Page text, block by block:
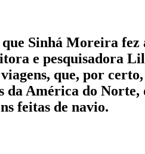
Sinhá Moreira
e pesquisadora
que, por
América do
feitas de navio.